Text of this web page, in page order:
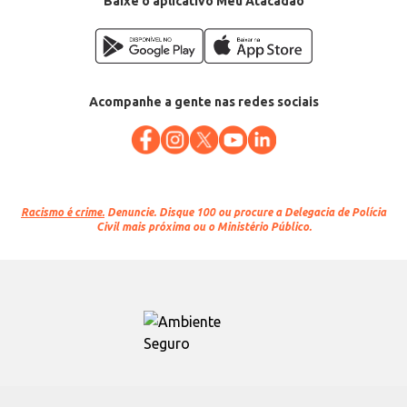
Acompanhe a gente nas redes sociais
Racismo é crime. Denuncie. Disque 100 ou procure a Delegacia de Polícia
Civil mais próxima ou o Ministério Público.